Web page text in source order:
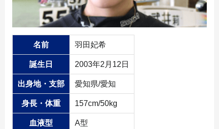
名前 羽田妃希
誕生日 2003年2月12日
出身地・支部 愛知県/愛知
身長・体重 157cm/50kg
血液型 A型